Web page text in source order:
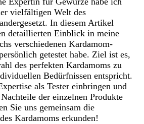
vielfältigen Welt des
In diesem Artikel
detaillierten Einblick in meine
verschiedenen Kardamom-
getestet habe. Ziel ist es,
des perfekten Kardamoms zu
Bedürfnissen entspricht.
als Tester einbringen und
der einzelnen Produkte
Sie uns gemeinsam die
Kardamoms erkunden!